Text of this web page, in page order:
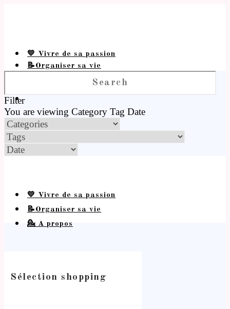
💛 Vivre de sa passion
📝Organiser sa vie
Filter
You are viewing Category Tag Date
💛 Vivre de sa passion
📝Organiser sa vie
💁 A propos
Sélection shopping